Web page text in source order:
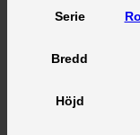
Serie
Bredd
Höjd